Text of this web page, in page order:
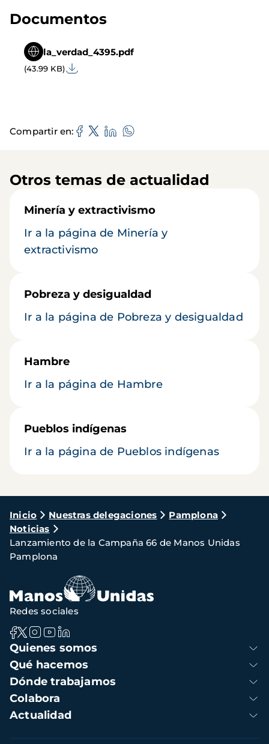
Documentos
la_verdad_4395.pdf
(43.99 KB)
Compartir en
Otros temas de actualidad
Minería y extractivismo
Ir a la página de Minería y
extractivismo
Pobreza y desigualdad
Ir a la página de Pobreza y desigualdad
Hambre
Ir a la página de Hambre
Pueblos indígenas
Ir a la página de Pueblos indígenas
Ruta
de
navegación
Inicio Nuestras delegaciones
Pamplona
Noticias
Lanzamiento de la Campaña 66 de Manos Unidas
Pamplona
Navegación
principal
Quienes somos
Qué hacemos
Dónde trabajamos
Colabora
Actualidad
Redes sociales